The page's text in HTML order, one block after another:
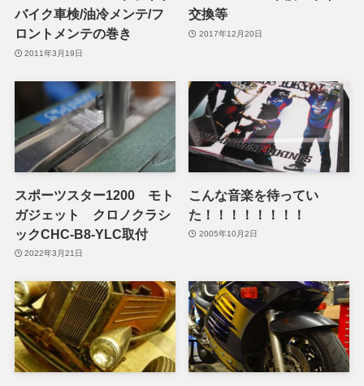
バイク車検/油冷メンテ/フ
ロントメンテの巻き
2011年3月19日
交換等
2017年12月20日
スポーツスター1200 モト
ガジェット クロノクラシ
ックCHC-B8-YLC取付
2022年3月21日
こんな音楽を待ってい
た！！！！！！！！
2005年10月2日